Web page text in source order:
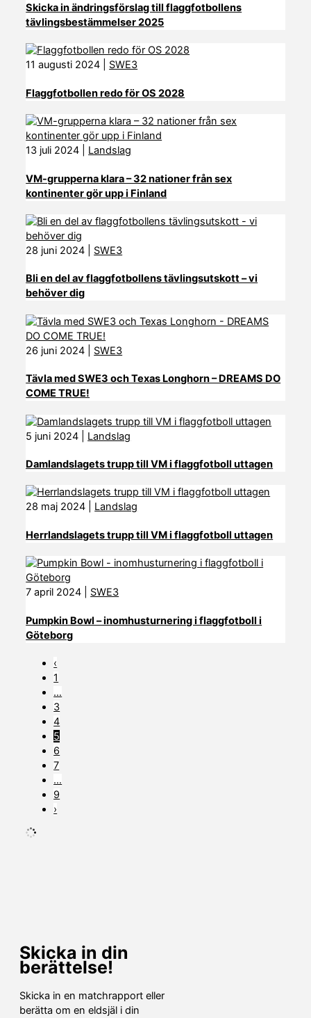
Skicka in ändringsförslag till flaggfotbollens
tävlingsbestämmelser 2025
11 augusti 2024 SWE3
Flaggfotbollen redo för OS 2028
13 juli 2024 Landslag
VM-grupperna klara – 32 nationer från sex
kontinenter gör upp i Finland
28 juni 2024 SWE3
Bli en del av flaggfotbollens tävlingsutskott – vi
behöver dig
26 juni 2024 SWE3
Tävla med SWE3 och Texas Longhorn – DREAMS DO
COME TRUE!
5 juni 2024 Landslag
Damlandslagets trupp till VM i flaggfotboll uttagen
28 maj 2024 Landslag
Herrlandslagets trupp till VM i flaggfotboll uttagen
7 april 2024 SWE3
Pumpkin Bowl – inomhusturnering i flaggfotboll i
Göteborg
‹
1
…
3
4
5
6
7
…
9
›
Skicka in din
berättelse!
Skicka in en matchrapport eller
berätta om en eldsjäl i din